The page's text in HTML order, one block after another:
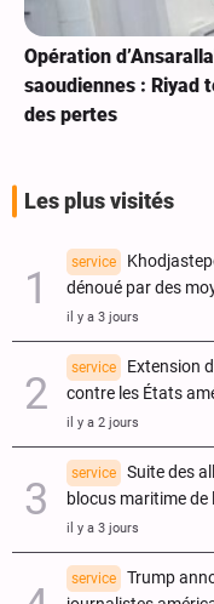
Opération
saoudiennes : Riyad
des pertes
Les plus visités
service
dénoué par des
il y a 3 jours
service
Extension
contre les États
il y a 2 jours
service
Suite des
blocus maritime de
il y a 3 jours
service
Trump